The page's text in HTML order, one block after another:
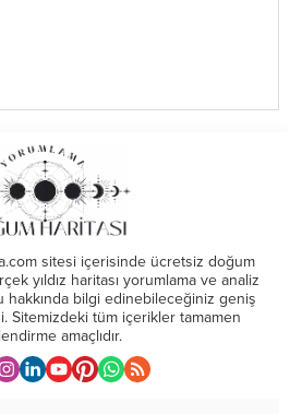
sitesi içerisinde ücretsiz doğum
yıldız haritası yorumlama ve analiz
bilgi edinebileceğiniz geniş
Sitemizdeki tüm içerikler tamamen
amaçlıdır.